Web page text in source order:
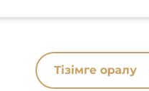
Тізімге оралу